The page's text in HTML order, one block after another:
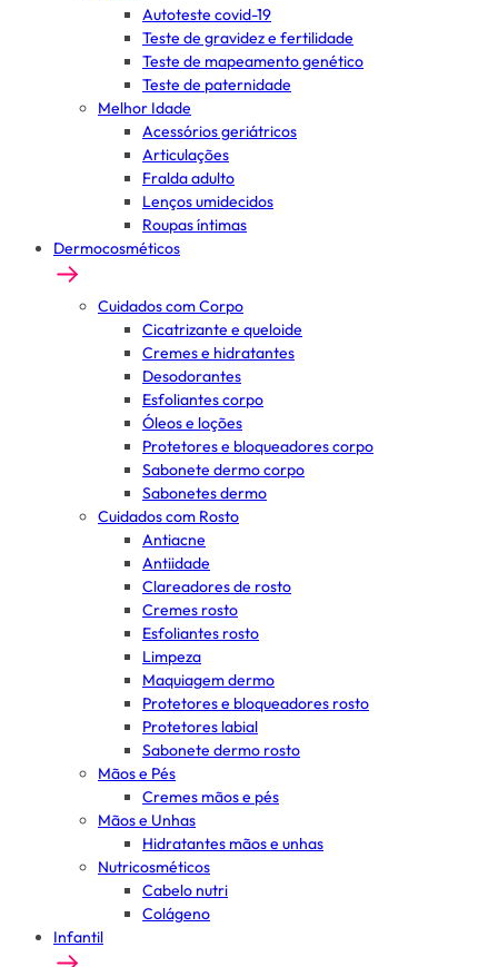
Autoteste covid-19
Teste de gravidez e fertilidade
Teste de mapeamento genético
Teste de paternidade
Melhor Idade
Acessórios geriátricos
Articulações
Fralda adulto
Lenços umidecidos
Roupas íntimas
Dermocosméticos
Cuidados com Corpo
Cicatrizante e queloide
Cremes e hidratantes
Desodorantes
Esfoliantes corpo
Óleos e loções
Protetores e bloqueadores corpo
Sabonete dermo corpo
Sabonetes dermo
Cuidados com Rosto
Antiacne
Antiidade
Clareadores de rosto
Cremes rosto
Esfoliantes rosto
Limpeza
Maquiagem dermo
Protetores e bloqueadores rosto
Protetores labial
Sabonete dermo rosto
Mãos e Pés
Cremes mãos e pés
Mãos e Unhas
Hidratantes mãos e unhas
Nutricosméticos
Cabelo nutri
Colágeno
Infantil